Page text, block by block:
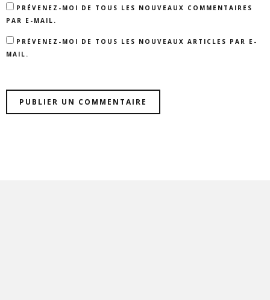
PRÉVENEZ-MOI DE TOUS LES NOUVEAUX COMMENTAIRES
PAR E-MAIL.
PRÉVENEZ-MOI DE TOUS LES NOUVEAUX ARTICLES PAR E-
MAIL.